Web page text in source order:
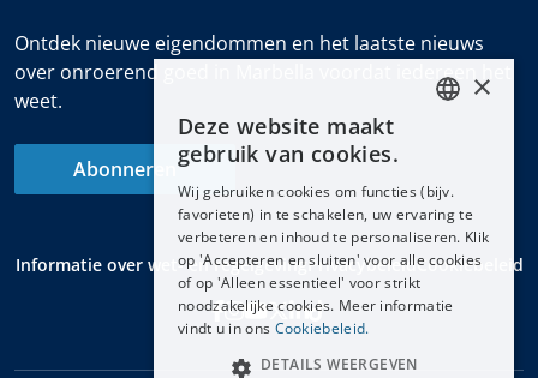
Ontdek nieuwe eigendommen en het laatste nieuws
over onroerend goed in Marbella voordat iedereen het
weet.
Abonneren
Informatie over wet- en regelgevingPrivacybeleidCookiebeleid
DEUTSCH
FRANÇAIS
×
Deze website maakt
gebruik van cookies.
Wij gebruiken cookies om functies (bijv.
favorieten) in te schakelen, uw ervaring te
verbeteren en inhoud te personaliseren. Klik
op 'Accepteren en sluiten' voor alle cookies
of op 'Alleen essentieel' voor strikt
noodzakelijke cookies. Meer informatie
vindt u in ons Cookiebeleid.
DETAILS WEERGEVEN